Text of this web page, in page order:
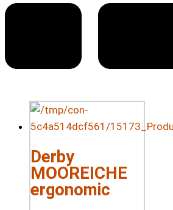
Derby
MOOREICHE
ergonomic